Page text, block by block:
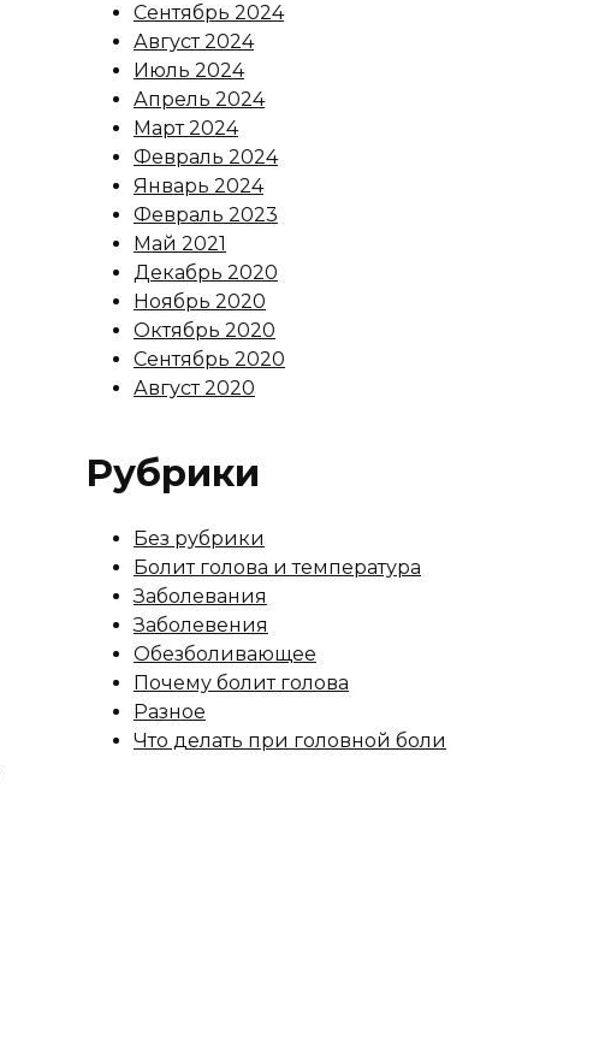
Сентябрь 2024
Август 2024
Июль 2024
Апрель 2024
Март 2024
Февраль 2024
Январь 2024
Февраль 2023
Май 2021
Декабрь 2020
Ноябрь 2020
Октябрь 2020
Сентябрь 2020
Август 2020
Рубрики
Без рубрики
Болит голова и температура
Заболевания
Заболевения
Обезболивающее
Почему болит голова
Разное
Что делать при головной боли